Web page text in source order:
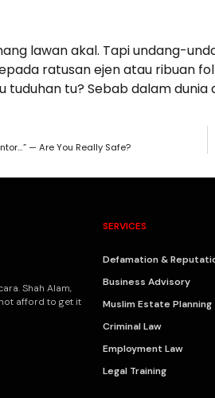
lawan akal. Tapi undang-
ratusan ejen atau ribuan
tu? Sebab dalam
— Are You Really Safe?
Shah Alam,
afford to get it
SERVICES
Defamation &
Business Advisory
Muslim Estate Planning
Criminal Law
Employment Law
Legal Training